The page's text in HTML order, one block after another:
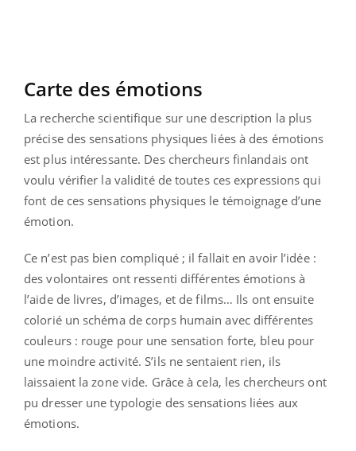
Carte des émotions
La recherche scientifique sur une description la plus
précise des sensations physiques liées à des émotions
est plus intéressante. Des chercheurs finlandais ont
voulu vérifier la validité de toutes ces expressions qui
font de ces sensations physiques le témoignage d’une
émotion.
Ce n’est pas bien compliqué ; il fallait en avoir l’idée :
des volontaires ont ressenti différentes émotions à
l’aide de livres, d’images, et de films… Ils ont ensuite
colorié un schéma de corps humain avec différentes
couleurs : rouge pour une sensation forte, bleu pour
une moindre activité. S’ils ne sentaient rien, ils
laissaient la zone vide. Grâce à cela, les chercheurs ont
pu dresser une typologie des sensations liées aux
émotions.